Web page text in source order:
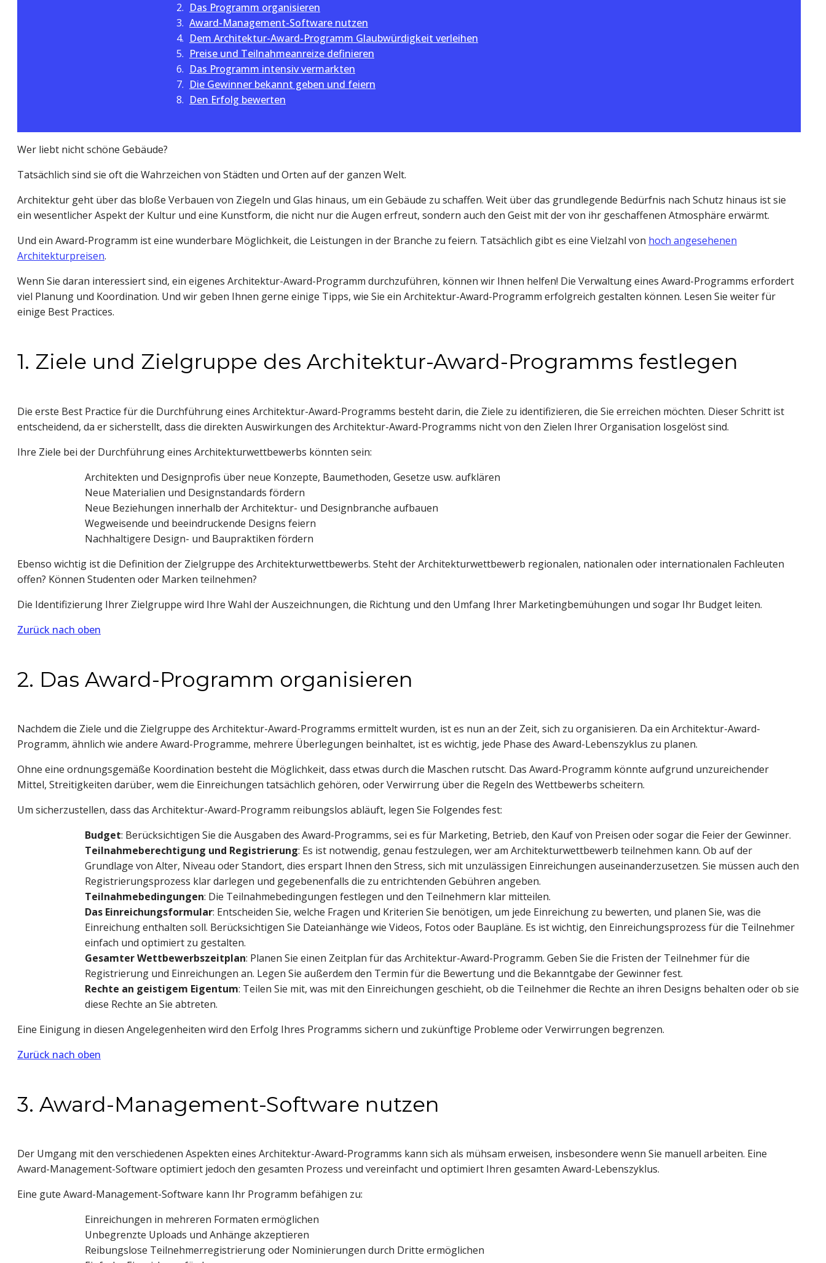
Das Programm organisieren
Award-Management-Software nutzen
Dem Architektur-Award-Programm Glaubwürdigkeit verleihen
Preise und Teilnahmeanreize definieren
Das Programm intensiv vermarkten
Die Gewinner bekannt geben und feiern
Den Erfolg bewerten
Wer liebt nicht schöne Gebäude?
Tatsächlich sind sie oft die Wahrzeichen von Städten und Orten auf der ganzen Welt.
Architektur geht über das bloße Verbauen von Ziegeln und Glas hinaus, um ein Gebäude zu schaffen. Weit über das grundlegende Bedürfnis nach Schutz hinaus ist sie
ein wesentlicher Aspekt der Kultur und eine Kunstform, die nicht nur die Augen erfreut, sondern auch den Geist mit der von ihr geschaffenen Atmosphäre erwärmt.
Und ein Award-Programm ist eine wunderbare Möglichkeit, die Leistungen in der Branche zu feiern. Tatsächlich gibt es eine Vielzahl von hoch angesehenen
Architekturpreisen.
Wenn Sie daran interessiert sind, ein eigenes Architektur-Award-Programm durchzuführen, können wir Ihnen helfen! Die Verwaltung eines Award-Programms erfordert
viel Planung und Koordination. Und wir geben Ihnen gerne einige Tipps, wie Sie ein Architektur-Award-Programm erfolgreich gestalten können. Lesen Sie weiter für
einige Best Practices.
1. Ziele und Zielgruppe des Architektur-Award-Programms festlegen
Die erste Best Practice für die Durchführung eines Architektur-Award-Programms besteht darin, die Ziele zu identifizieren, die Sie erreichen möchten. Dieser Schritt ist
entscheidend, da er sicherstellt, dass die direkten Auswirkungen des Architektur-Award-Programms nicht von den Zielen Ihrer Organisation losgelöst sind.
Ihre Ziele bei der Durchführung eines Architekturwettbewerbs könnten sein:
Architekten und Designprofis über neue Konzepte, Baumethoden, Gesetze usw. aufklären
Neue Materialien und Designstandards fördern
Neue Beziehungen innerhalb der Architektur- und Designbranche aufbauen
Wegweisende und beeindruckende Designs feiern
Nachhaltigere Design- und Baupraktiken fördern
Ebenso wichtig ist die Definition der Zielgruppe des Architekturwettbewerbs. Steht der Architekturwettbewerb regionalen, nationalen oder internationalen Fachleuten
offen? Können Studenten oder Marken teilnehmen?
Die Identifizierung Ihrer Zielgruppe wird Ihre Wahl der Auszeichnungen, die Richtung und den Umfang Ihrer Marketingbemühungen und sogar Ihr Budget leiten.
Zurück nach oben
2. Das Award-Programm organisieren
Nachdem die Ziele und die Zielgruppe des Architektur-Award-Programms ermittelt wurden, ist es nun an der Zeit, sich zu organisieren. Da ein Architektur-Award-
Programm, ähnlich wie andere Award-Programme, mehrere Überlegungen beinhaltet, ist es wichtig, jede Phase des Award-Lebenszyklus zu planen.
Ohne eine ordnungsgemäße Koordination besteht die Möglichkeit, dass etwas durch die Maschen rutscht. Das Award-Programm könnte aufgrund unzureichender
Mittel, Streitigkeiten darüber, wem die Einreichungen tatsächlich gehören, oder Verwirrung über die Regeln des Wettbewerbs scheitern.
Um sicherzustellen, dass das Architektur-Award-Programm reibungslos abläuft, legen Sie Folgendes fest:
Budget: Berücksichtigen Sie die Ausgaben des Award-Programms, sei es für Marketing, Betrieb, den Kauf von Preisen oder sogar die Feier der Gewinner.
Teilnahmeberechtigung und Registrierung: Es ist notwendig, genau festzulegen, wer am Architekturwettbewerb teilnehmen kann. Ob auf der
Grundlage von Alter, Niveau oder Standort, dies erspart Ihnen den Stress, sich mit unzulässigen Einreichungen auseinanderzusetzen. Sie müssen auch den
Registrierungsprozess klar darlegen und gegebenenfalls die zu entrichtenden Gebühren angeben.
Teilnahmebedingungen: Die Teilnahmebedingungen festlegen und den Teilnehmern klar mitteilen.
Das Einreichungsformular: Entscheiden Sie, welche Fragen und Kriterien Sie benötigen, um jede Einreichung zu bewerten, und planen Sie, was die
Einreichung enthalten soll. Berücksichtigen Sie Dateianhänge wie Videos, Fotos oder Baupläne. Es ist wichtig, den Einreichungsprozess für die Teilnehmer
einfach und optimiert zu gestalten.
Gesamter Wettbewerbszeitplan: Planen Sie einen Zeitplan für das Architektur-Award-Programm. Geben Sie die Fristen der Teilnehmer für die
Registrierung und Einreichungen an. Legen Sie außerdem den Termin für die Bewertung und die Bekanntgabe der Gewinner fest.
Rechte an geistigem Eigentum: Teilen Sie mit, was mit den Einreichungen geschieht, ob die Teilnehmer die Rechte an ihren Designs behalten oder ob sie
diese Rechte an Sie abtreten.
Eine Einigung in diesen Angelegenheiten wird den Erfolg Ihres Programms sichern und zukünftige Probleme oder Verwirrungen begrenzen.
Zurück nach oben
3. Award-Management-Software nutzen
Der Umgang mit den verschiedenen Aspekten eines Architektur-Award-Programms kann sich als mühsam erweisen, insbesondere wenn Sie manuell arbeiten. Eine
Award-Management-Software optimiert jedoch den gesamten Prozess und vereinfacht und optimiert Ihren gesamten Award-Lebenszyklus.
Eine gute Award-Management-Software kann Ihr Programm befähigen zu:
Einreichungen in mehreren Formaten ermöglichen
Unbegrenzte Uploads und Anhänge akzeptieren
Reibungslose Teilnehmerregistrierung oder Nominierungen durch Dritte ermöglichen